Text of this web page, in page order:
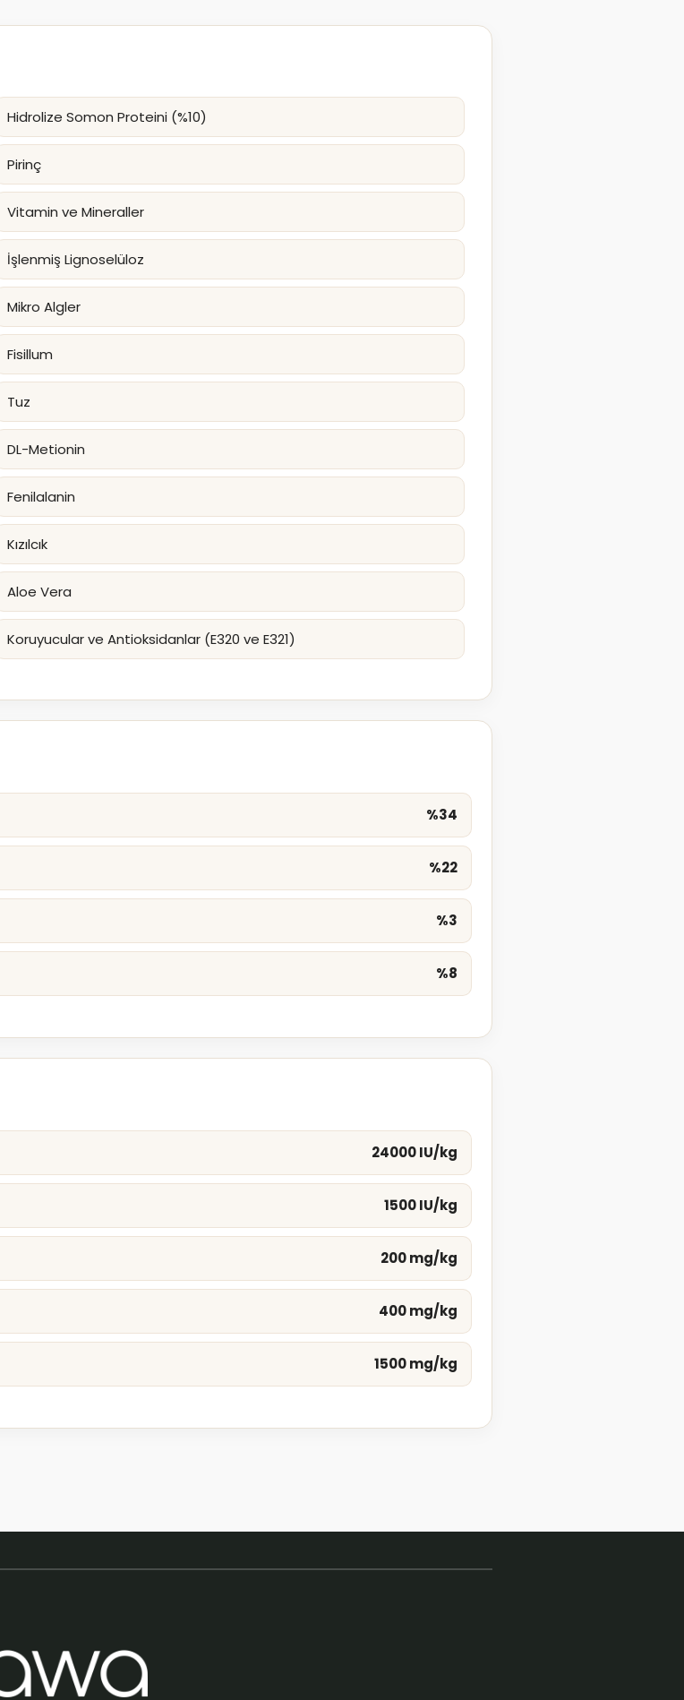
Hidrolize Somon Proteini (%10)
Pirinç
Vitamin ve Mineraller
İşlenmiş Lignoselüloz
Mikro Algler
Fisillum
Tuz
DL-Metionin
Fenilalanin
Kızılcık
Aloe Vera
Koruyucular ve Antioksidanlar (E320 ve E321)
%34
%22
%3
%8
24000 IU/kg
1500 IU/kg
200 mg/kg
400 mg/kg
1500 mg/kg